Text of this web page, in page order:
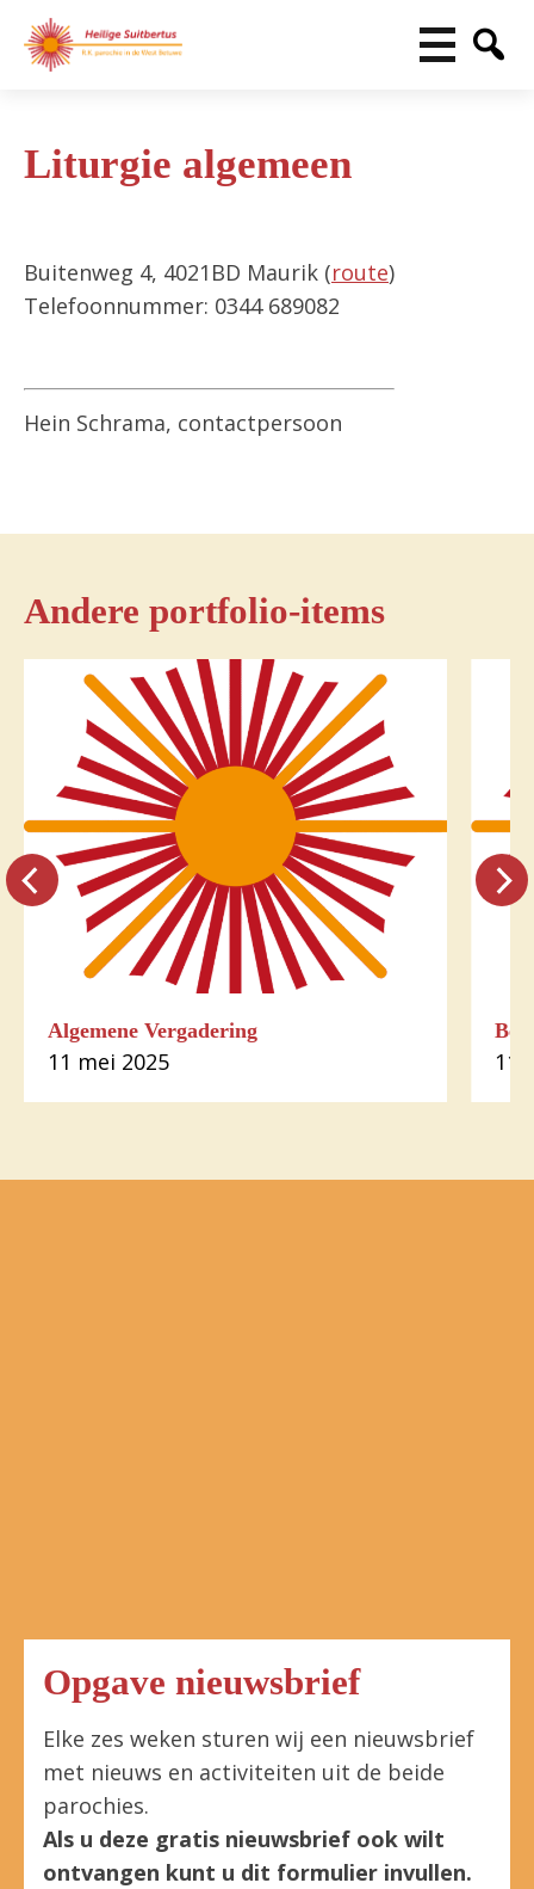
Liturgie algemeen
Buitenweg 4, 4021BD Maurik (route)
Telefoonnummer: 0344 689082
Hein Schrama, contactpersoon
Andere portfolio-items
Algemene Vergadering
11 mei 2025 11
Opgave nieuwsbrief
Elke zes weken sturen wij een nieuwsbrief
met nieuws en activiteiten uit de beide
parochies.
Als u deze gratis nieuwsbrief ook wilt
ontvangen kunt u dit formulier invullen.